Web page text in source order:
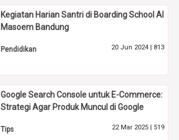
Kegiatan Harian Santri di Boarding School Al
Masoem Bandung
Pendidikan 20 Jun 2024 | 813
Google Search Console untuk E-Commerce:
Strategi Agar Produk Muncul di Google
Tips 22 Mar 2025 | 519